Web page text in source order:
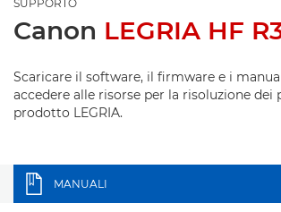
SUPPORTO
Canon LEGRIA HF
Scaricare il software, il firmware e i
accedere alle risorse per la risoluzione dei
prodotto LEGRIA.
MANUALI